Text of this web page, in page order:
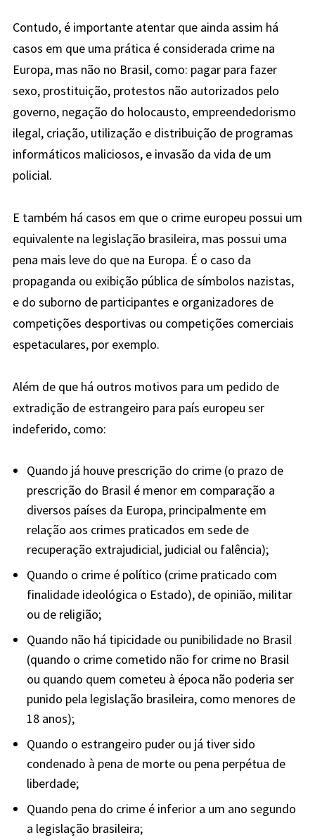
Contudo, é importante atentar que ainda assim há
casos em que uma prática é considerada crime na
Europa, mas não no Brasil, como: pagar para fazer
sexo, prostituição, protestos não autorizados pelo
governo, negação do holocausto, empreendedorismo
ilegal, criação, utilização e distribuição de programas
informáticos maliciosos, e invasão da vida de um
policial.
E também há casos em que o crime europeu possui um
equivalente na legislação brasileira, mas possui uma
pena mais leve do que na Europa. É o caso da
propaganda ou exibição pública de símbolos nazistas,
e do suborno de participantes e organizadores de
competições desportivas ou competições comerciais
espetaculares, por exemplo.
Além de que há outros motivos para um pedido de
extradição de estrangeiro para país europeu ser
indeferido, como:
Quando já houve prescrição do crime (o prazo de
prescrição do Brasil é menor em comparação a
diversos países da Europa, principalmente em
relação aos crimes praticados em sede de
recuperação extrajudicial, judicial ou falência);
Quando o crime é político (crime praticado com
finalidade ideológica o Estado), de opinião, militar
ou de religião;
Quando não há tipicidade ou punibilidade no Brasil
(quando o crime cometido não for crime no Brasil
ou quando quem cometeu à época não poderia ser
punido pela legislação brasileira, como menores de
18 anos);
Quando o estrangeiro puder ou já tiver sido
condenado à pena de morte ou pena perpétua de
liberdade;
Quando pena do crime é inferior a um ano segundo
a legislação brasileira;